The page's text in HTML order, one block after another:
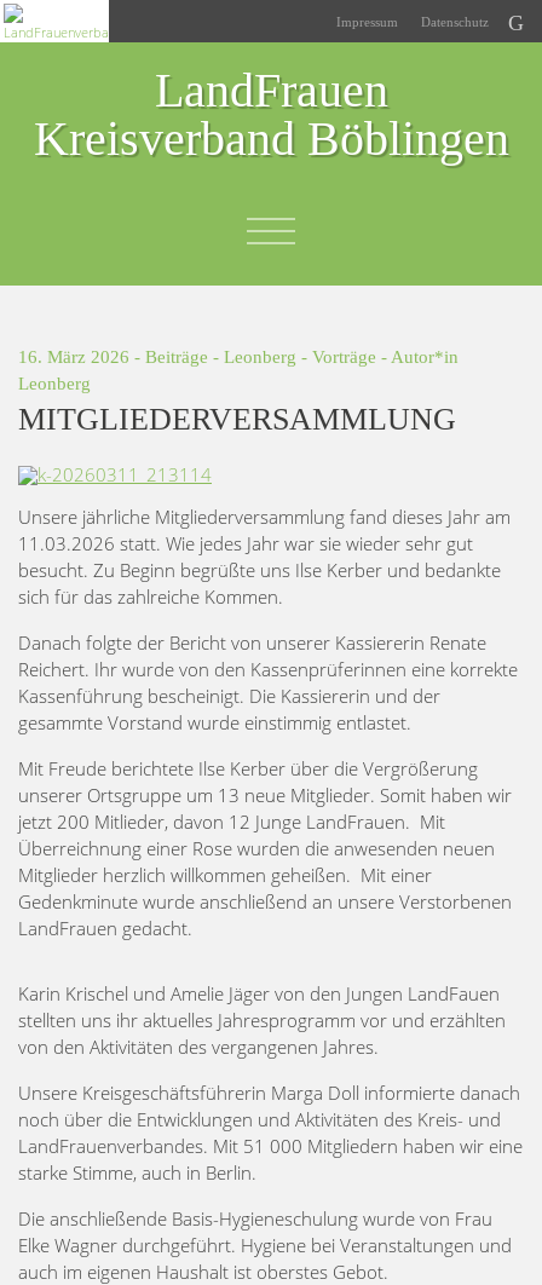
Impressum Datenschutz
LandFrauen
Kreisverband Böblingen
16. März 2026 - Beiträge - Leonberg - Vorträge - Autor*in
Leonberg
MITGLIEDERVERSAMMLUNG
Unsere jährliche Mitgliederversammlung fand dieses Jahr am
11.03.2026 statt. Wie jedes Jahr war sie wieder sehr gut
besucht. Zu Beginn begrüßte uns Ilse Kerber und bedankte
sich für das zahlreiche Kommen.
Danach folgte der Bericht von unserer Kassiererin Renate
Reichert. Ihr wurde von den Kassenprüferinnen eine korrekte
Kassenführung bescheinigt. Die Kassiererin und der
gesammte Vorstand wurde einstimmig entlastet.
Mit Freude berichtete Ilse Kerber über die Vergrößerung
unserer Ortsgruppe um 13 neue Mitglieder. Somit haben wir
jetzt 200 Mitlieder, davon 12 Junge LandFrauen. Mit
Überreichnung einer Rose wurden die anwesenden neuen
Mitglieder herzlich willkommen geheißen. Mit einer
Gedenkminute wurde anschließend an unsere Verstorbenen
LandFrauen gedacht.
Karin Krischel und Amelie Jäger von den Jungen LandFauen
stellten uns ihr aktuelles Jahresprogramm vor und erzählten
von den Aktivitäten des vergangenen Jahres.
Unsere Kreisgeschäftsführerin Marga Doll informierte danach
noch über die Entwicklungen und Aktivitäten des Kreis- und
LandFrauenverbandes. Mit 51 000 Mitgliedern haben wir eine
starke Stimme, auch in Berlin.
Die anschließende Basis-Hygieneschulung wurde von Frau
Elke Wagner durchgeführt. Hygiene bei Veranstaltungen und
auch im eigenen Haushalt ist oberstes Gebot.